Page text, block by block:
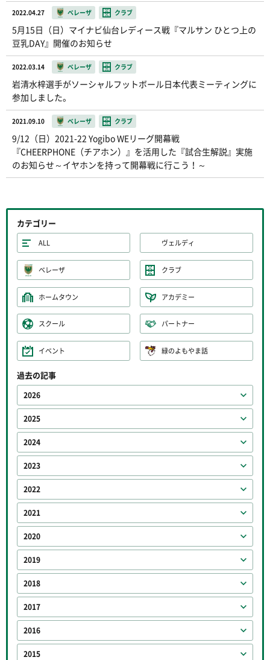
2022.04.27 ベレーザ クラブ
5月15日（日）マイナビ仙台レディース戦『マルサン ひとつ上の
豆乳DAY』開催のお知らせ
2022.03.14 ベレーザ クラブ
岩清水梓選手がソーシャルフットボール日本代表ミーティングに
参加しました。
2021.09.10 ベレーザ クラブ
9/12（日）2021-22 Yogibo WEリーグ開幕戦
『CHEERPHONE（チアホン）』を活用した『試合生解説』実施
のお知らせ～イヤホンを持って開幕戦に行こう！～
カテゴリー
ALL ヴェルディ
ベレーザ クラブ
ホームタウン アカデミー
スクール パートナー
イベント 緑のよもやま話
過去の記事
2026
2025
2024
2023
2022
2021
2020
2019
2018
2017
2016
2015